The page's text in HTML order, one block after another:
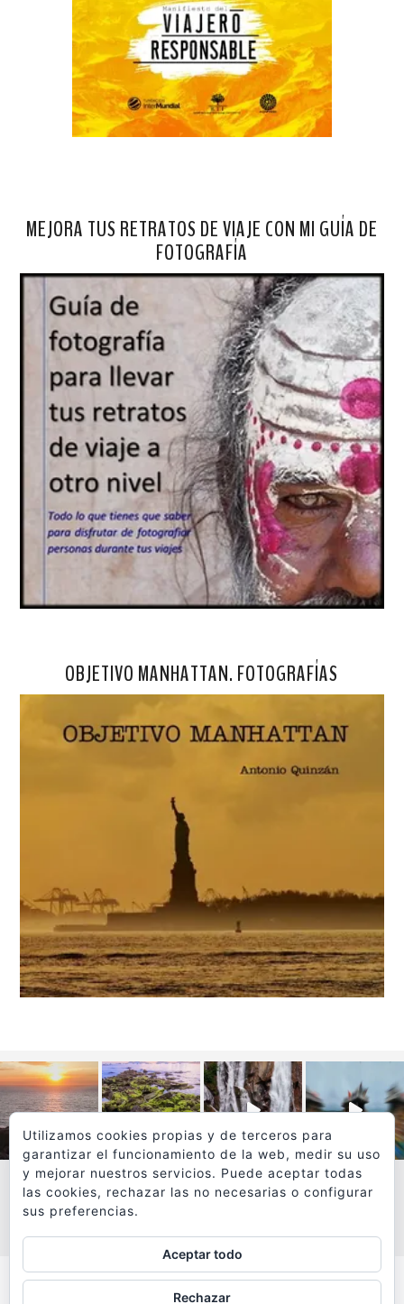
MEJORA TUS RETRATOS DE VIAJE CON MI GUÍA DE
FOTOGRAFÍA
OBJETIVO MANHATTAN. FOTOGRAFÍAS
VER MÁS
Todos los textos y fotografías de
Utilizamos cookies propias y de terceros para
garantizar el funcionamiento de la web, medir su uso
y mejorar nuestros servicios. Puede aceptar todas
las cookies, rechazar las no necesarias o configurar
sus preferencias.
Aceptar todo
Rechazar